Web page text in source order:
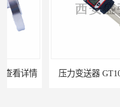
压力变送器 GT100 结构简单